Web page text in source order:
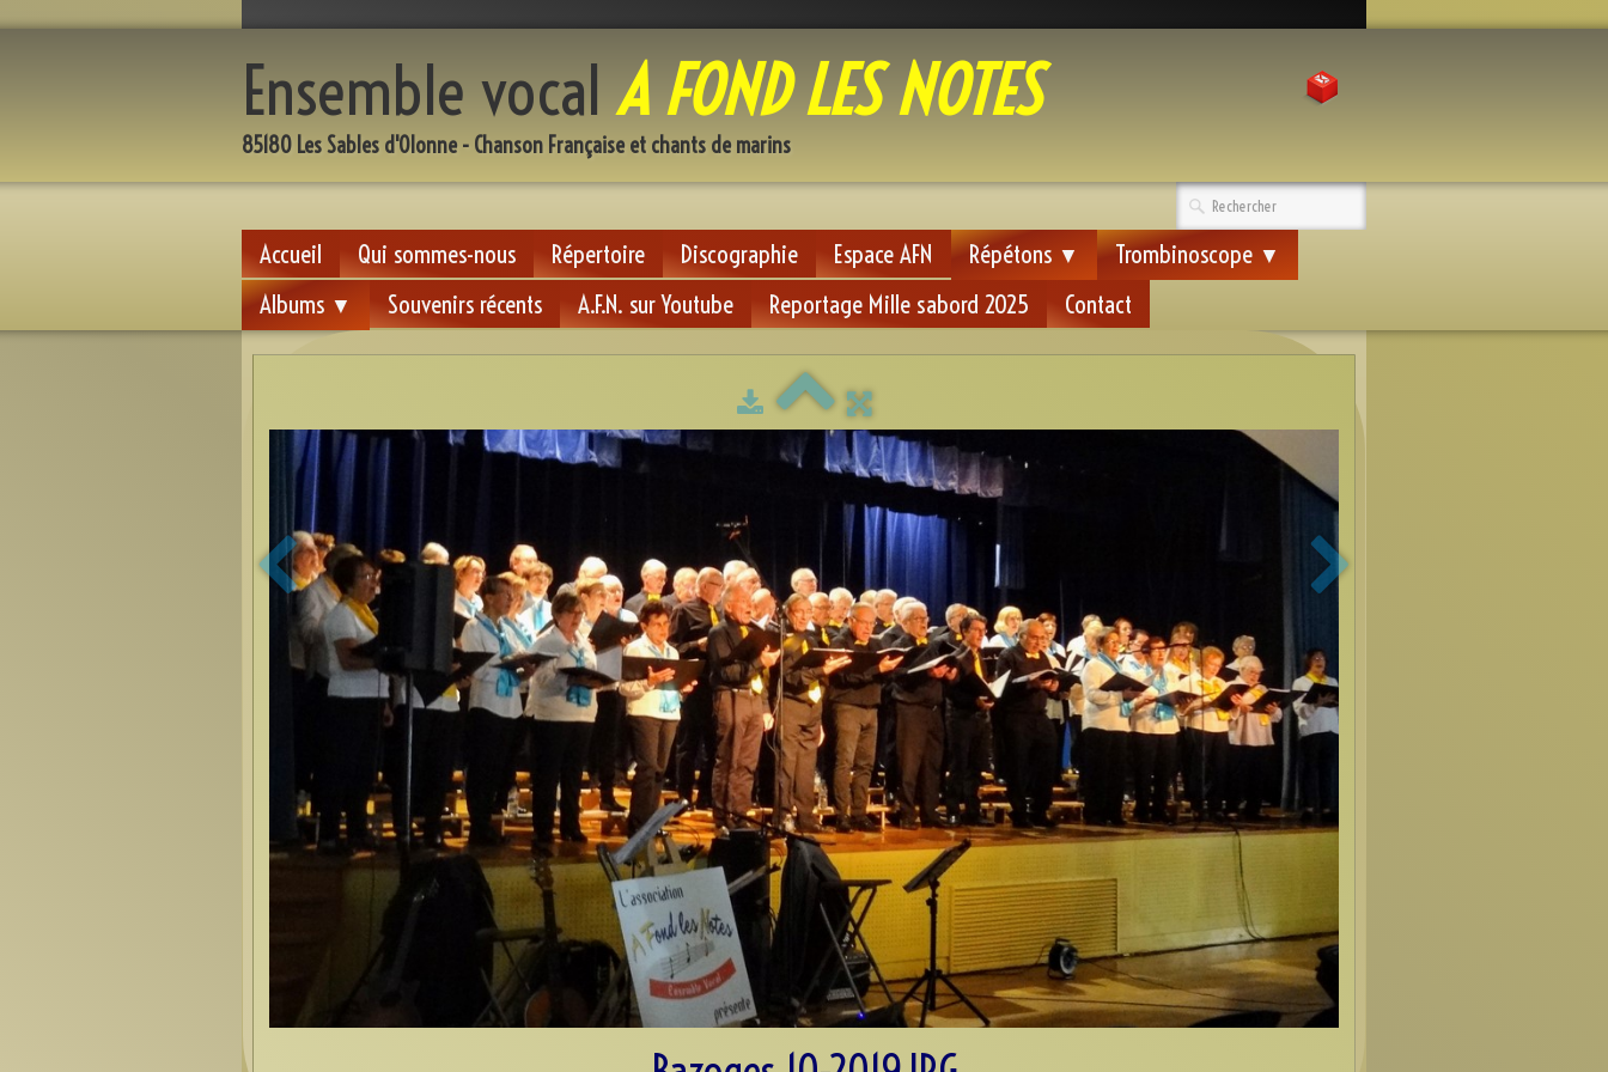
Ensemble vocalA FOND LES NOTES
85180 Les Sables d'Olonne - Chanson Française et chants de marins
Accueil Qui sommes-nous Répertoire Discographie Espace AFN Répétons ▼ Trombinoscope ▼
Albums ▼ Souvenirs récents A.F.N. sur Youtube Reportage Mille sabord 2025 Contact